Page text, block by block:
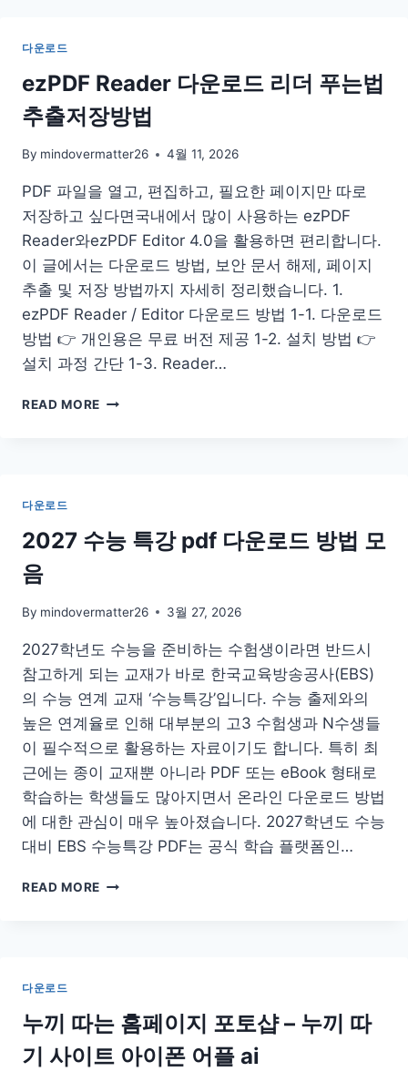
프
장
주
예
방
법
페
이
지
위
치
다운로드
ezPDF Reader 다운로드 리더 푸는법
추출저장방법
By mindovermatter26 4월 11, 2026
PDF 파일을 열고, 편집하고, 필요한 페이지만 따로
저장하고 싶다면국내에서 많이 사용하는 ezPDF
Reader와ezPDF Editor 4.0을 활용하면 편리합니다.
이 글에서는 다운로드 방법, 보안 문서 해제, 페이지
추출 및 저장 방법까지 자세히 정리했습니다. 1.
ezPDF Reader / Editor 다운로드 방법 1-1. 다운로드
방법 👉 개인용은 무료 버전 제공 1-2. 설치 방법 👉
설치 과정 간단 1-3. Reader…
READ MORE EZPDF
더
푸
추
저
장
방
법
다운로드
2027 수능 특강 pdf 다운로드 방법 모
음
By mindovermatter26 3월 27, 2026
2027학년도 수능을 준비하는 수험생이라면 반드시
참고하게 되는 교재가 바로 한국교육방송공사(EBS)
의 수능 연계 교재 ‘수능특강’입니다. 수능 출제와의
높은 연계율로 인해 대부분의 고3 수험생과 N수생들
이 필수적으로 활용하는 자료이기도 합니다. 특히 최
근에는 종이 교재뿐 아니라 PDF 또는 eBook 형태로
학습하는 학생들도 많아지면서 온라인 다운로드 방법
에 대한 관심이 매우 높아졌습니다. 2027학년도 수능
대비 EBS 수능특강 PDF는 공식 학습 플랫폼인…
READ MORE 2027
운
로
드
다운로드
누끼 따는 홈페이지 포토샵 – 누끼 따
기 사이트 아이폰 어플 ai